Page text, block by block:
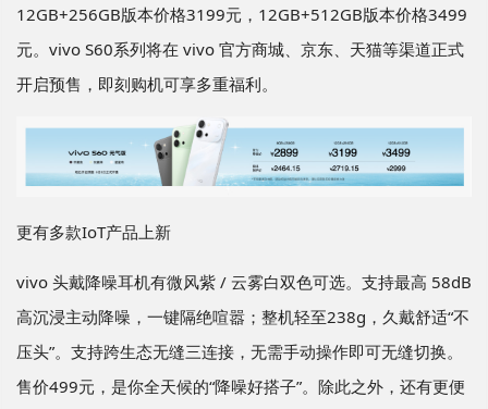
12GB+256GB版本价格3199元，12GB+512GB版本价格3499
元。vivo S60系列将在 vivo 官方商城、京东、天猫等渠道正式
开启预售，即刻购机可享多重福利。
更有多款IoT产品上新
vivo 头戴降噪耳机有微风紫 / 云雾白双色可选。支持最高 58dB
高沉浸主动降噪，一键隔绝喧嚣；整机轻至238g，久戴舒适“不
压头”。支持跨生态无缝三连接，无需手动操作即可无缝切换。
售价499元，是你全天候的“降噪好搭子”。除此之外，还有更便